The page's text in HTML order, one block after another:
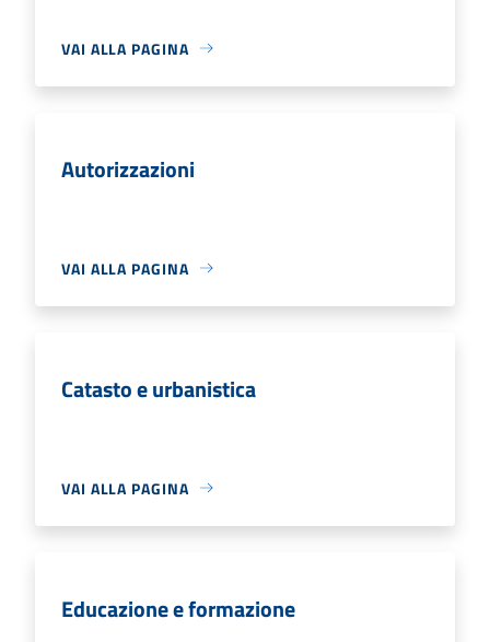
VAI ALLA PAGINA
Autorizzazioni
VAI ALLA PAGINA
Catasto e urbanistica
VAI ALLA PAGINA
Educazione e formazione